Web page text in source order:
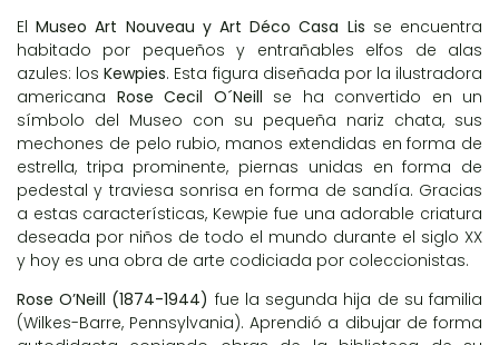
ElMuseo Art Nouveau y Art Déco Casa Lis se encuentra
habitado por pequeños y entrañables elfos de alas
azules: losKewpies. Esta figura diseñada por la ilustradora
americana Rose Cecil O´Neill se ha convertido en un
símbolo del Museo con su pequeña nariz chata, sus
mechones de pelo rubio, manos extendidas en forma de
estrella, tripa prominente, piernas unidas en forma de
pedestal y traviesa sonrisa en forma de sandía. Gracias
a estas características, Kewpie fue una adorable criatura
deseada por niños de todo el mundo durante el siglo XX
y hoy es una obra de arte codiciada por coleccionistas.
Rose O’Neill (1874-1944) fue la segunda hija de su familia
(Wilkes-Barre, Pennsylvania). Aprendió a dibujar de forma